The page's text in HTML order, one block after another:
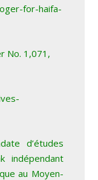
for-haifa-
No. 1,071,
d’études
indépendant
au Moyen-